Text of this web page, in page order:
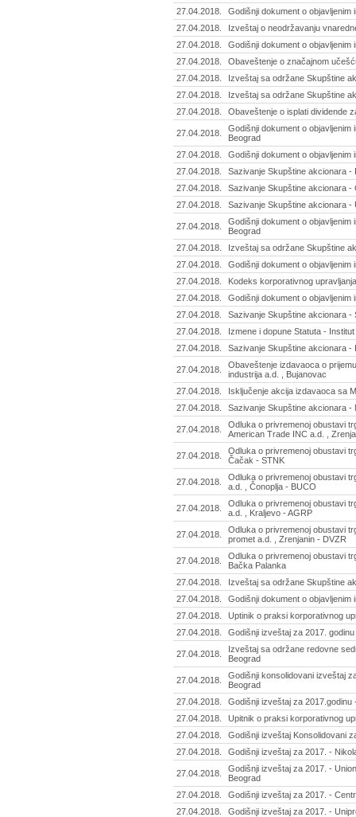
27.04.2018.
Godišnji dokument o
27.04.2018.
Izveštaj o neodržavanju
27.04.2018.
Godišnji dokument o
27.04.2018.
Obaveštenje o značajnom
27.04.2018.
Izveštaj sa održane Skupštine
27.04.2018.
Izveštaj sa održane Skupštine
27.04.2018.
Оbaveštenje o isplati dividende
27.04.2018.
Godišnji dokument o objavljenim
Beograd
27.04.2018.
Godišnji dokument o
27.04.2018.
Sazivanje Skupštine akcionara -
27.04.2018.
Sazivanje Skupštine akcionara -
27.04.2018.
Sazivanje Skupštine akcionara -
27.04.2018.
Godišnji dokument o
Beograd
27.04.2018.
Izveštaj sa održane Skupštine
27.04.2018.
Godišnji dokument o objavljenim
27.04.2018.
Kodeks korporativnog
27.04.2018.
Godišnji dokument o
27.04.2018.
Sazivanje Skupštine akcionara -
27.04.2018.
Izmene i dopune Statuta -
27.04.2018.
Sazivanje Skupštine akcionara -
27.04.2018.
Obaveštenje izdavaoca o
industrija a.d. , Bujanovac
27.04.2018.
Isključenje akcija izdavaoca sa
27.04.2018.
Sazivanje Skupštine akcionara -
27.04.2018.
Odluka o privremenoj obustavi
American Trade INC a.d. ,
27.04.2018.
Odluka o privremenoj obustavi
Čačak - STNK
27.04.2018.
Odluka o privremenoj obustavi
a.d. , Čonoplja - BUCO
27.04.2018.
Odluka o privremenoj obustavi
a.d. , Kraljevo - AGRP
27.04.2018.
Odluka o privremenoj obustavi
promet a.d. , Zrenjanin - DVZR
27.04.2018.
Odluka o privremenoj obustavi
Bačka Palanka
27.04.2018.
Izveštaj sa održane Skupštine
27.04.2018.
Godišnji dokument o objavljenim
27.04.2018.
Uptinik o praksi korporativnog
27.04.2018.
Godišnji izveštaj za 2017.
27.04.2018.
Izveštaj sa održane redovne
Beograd
27.04.2018.
Godišnji konsolidovani izveštaj
Beograd
27.04.2018.
Godišnji izveštaj za
27.04.2018.
Upitnik o praksi korporativnog
27.04.2018.
Godišnji izveštaj Konsolidovani
27.04.2018.
Godišnji izveštaj za 2017. -
27.04.2018.
Godišnji izveštaj za 2017. -
Beograd
27.04.2018.
Godišnji izveštaj za 2017. -
27.04.2018.
Godišnji izveštaj za 2017. -